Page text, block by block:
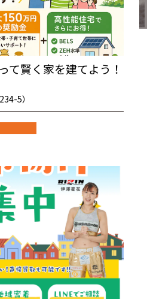
て賢く家を建てよう！
5）